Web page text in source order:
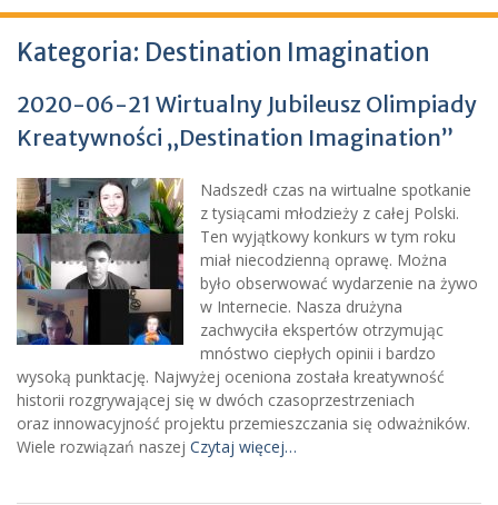
Kategoria: Destination Imagination
2020-06-21 Wirtualny Jubileusz Olimpiady
Kreatywności „Destination Imagination”
Nadszedł czas na wirtualne spotkanie
z tysiącami młodzieży z całej Polski.
Ten wyjątkowy konkurs w tym roku
miał niecodzienną oprawę. Można
było obserwować wydarzenie na żywo
w Internecie. Nasza drużyna
zachwyciła ekspertów otrzymując
mnóstwo ciepłych opinii i bardzo
wysoką punktację. Najwyżej oceniona została kreatywność
historii rozgrywającej się w dwóch czasoprzestrzeniach
oraz innowacyjność projektu przemieszczania się odważników.
Wiele rozwiązań naszej Czytaj więcej…